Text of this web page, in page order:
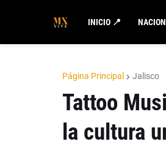
INICIO 📍
Página Principal Jalisco
Tattoo
la cultura